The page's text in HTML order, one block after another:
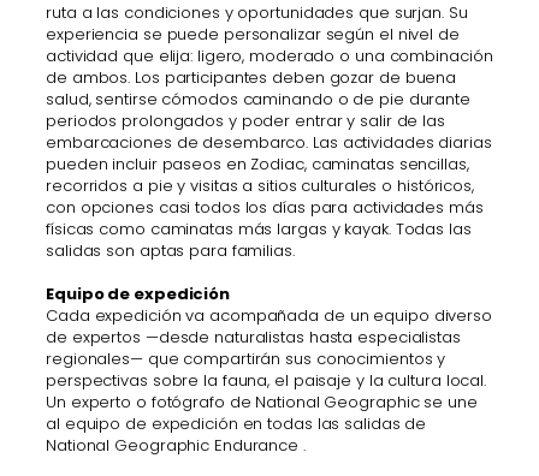
ruta a las condiciones y oportunidades que surjan. Su
experiencia se puede personalizar según el nivel de
actividad que elija: ligero, moderado o una combinación
de ambos. Los participantes deben gozar de buena
salud, sentirse cómodos caminando o de pie durante
periodos prolongados y poder entrar y salir de las
embarcaciones de desembarco. Las actividades diarias
pueden incluir paseos en Zodiac, caminatas sencillas,
recorridos a pie y visitas a sitios culturales o históricos,
con opciones casi todos los días para actividades más
físicas como caminatas más largas y kayak. Todas las
salidas son aptas para familias.
Equipo de expedición
Cada expedición va acompañada de un equipo diverso
de expertos —desde naturalistas hasta especialistas
regionales— que compartirán sus conocimientos y
perspectivas sobre la fauna, el paisaje y la cultura local.
Un experto o fotógrafo de National Geographic se une
al equipo de expedición en todas las salidas de
National Geographic Endurance .